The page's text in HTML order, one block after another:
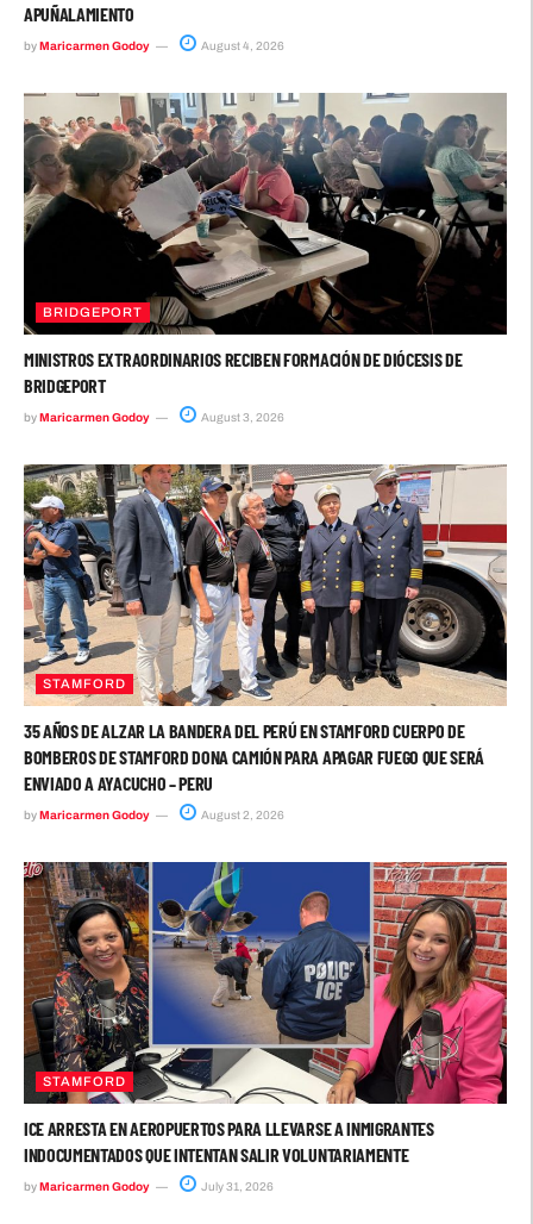
APUÑALAMIENTO
byMaricarmen Godoy August 4, 2026
BRIDGEPORT
MINISTROS EXTRAORDINARIOS RECIBEN FORMACIÓN DE DIÓCESIS DE
BRIDGEPORT
byMaricarmen Godoy August 3, 2026
STAMFORD
35 AÑOS DE ALZAR LA BANDERA DEL PERÚ EN STAMFORD CUERPO DE
BOMBEROS DE STAMFORD DONA CAMIÓN PARA APAGAR FUEGO QUE SERÁ
ENVIADO A AYACUCHO – PERU
byMaricarmen Godoy August 2, 2026
STAMFORD
ICE ARRESTA EN AEROPUERTOS PARA LLEVARSE A INMIGRANTES
INDOCUMENTADOS QUE INTENTAN SALIR VOLUNTARIAMENTE
byMaricarmen Godoy July 31, 2026